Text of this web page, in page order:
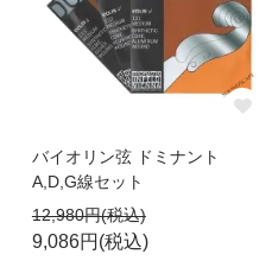
バイオリン弦 ドミナント
A,D,G線セット
12,980円(税込)
9,086円(税込)